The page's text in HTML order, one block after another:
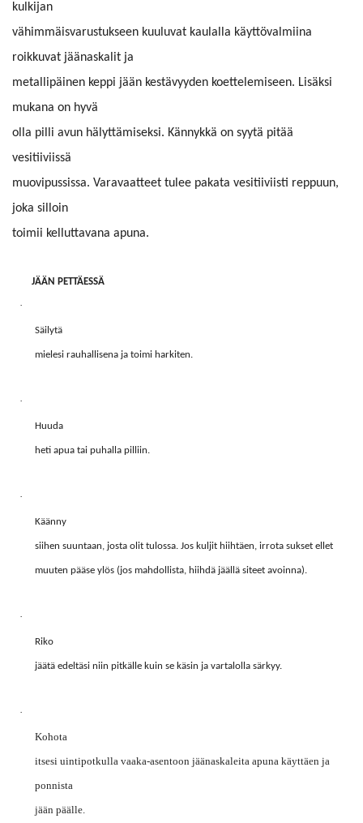
kulkijan
vähimmäisvarustukseen kuuluvat kaulalla käyttövalmiina
roikkuvat jäänaskalit ja
metallipäinen keppi jään kestävyyden koettelemiseen. Lisäksi
mukana on hyvä
olla pilli avun hälyttämiseksi. Kännykkä on syytä pitää
vesitiiviissä
muovipussissa. Varavaatteet tulee pakata vesitiiviisti reppuun,
joka silloin
toimii kelluttavana apuna.
JÄÄN PETTÄESSÄ
·
Säilytä
mielesi rauhallisena ja toimi harkiten.
·
Huuda
heti apua tai puhalla pilliin.
·
Käänny
siihen suuntaan, josta olit tulossa. Jos kuljit hiihtäen, irrota sukset ellet
muuten pääse ylös (jos mahdollista, hiihdä jäällä siteet avoinna).
·
Riko
jäätä edeltäsi niin pitkälle kuin se käsin ja vartalolla särkyy.
·
Kohota
itsesi uintipotkulla vaaka-asentoon jäänaskaleita apuna käyttäen ja
ponnista
jään päälle.